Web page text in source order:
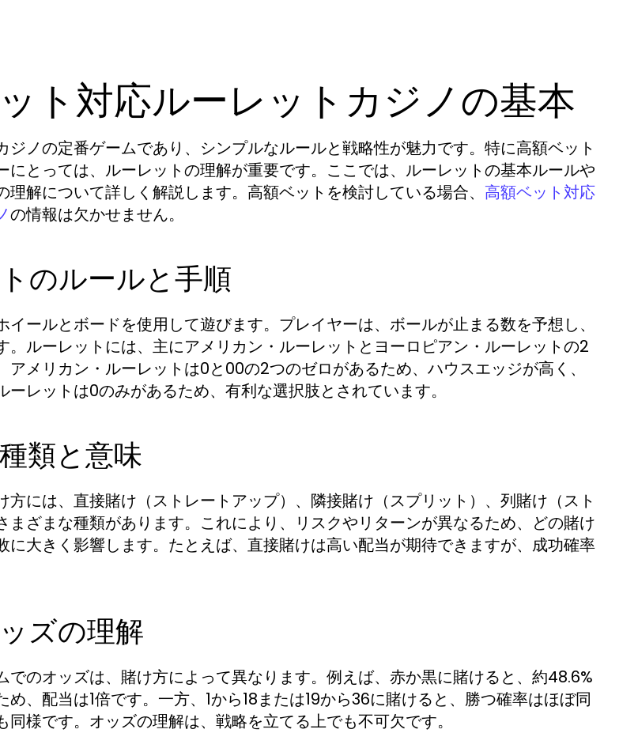
ト対応ルーレットカジノの基本
ジノの定番ゲームであり、シンプルなルールと戦略性が魅力です。特に高額ベット
にとっては、ルーレットの理解が重要です。ここでは、ルーレットの基本ルールや
理解について詳しく解説します。高額ベットを検討している場合、
高額ベット対応
の情報は欠かせません。
のルールと手順
イールとボードを使用して遊びます。プレイヤーは、ボールが止まる数を予想し、
。ルーレットには、主にアメリカン・ルーレットとヨーロピアン・ルーレットの2
アメリカン・ルーレットは0と00の2つのゼロがあるため、ハウスエッジが高く、
ーレットは0のみがあるため、有利な選択肢とされています。
類と意味
方には、直接賭け（ストレートアップ）、隣接賭け（スプリット）、列賭け（スト
まざまな種類があります。これにより、リスクやリターンが異なるため、どの賭け
に大きく影響します。たとえば、直接賭けは高い配当が期待できますが、成功確率
ズの理解
でのオッズは、賭け方によって異なります。例えば、赤か黒に賭けると、約48.6%
め、配当は1倍です。一方、1から18または19から36に賭けると、勝つ確率はほぼ同
同様です。オッズの理解は、戦略を立てる上でも不可欠です。